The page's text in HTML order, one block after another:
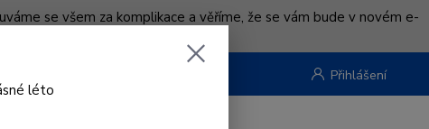
se všem za komplikace a věříme, že se vám bude v novém e-
Přihlášení
léto